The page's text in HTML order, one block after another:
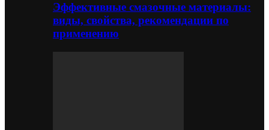
Эффективные смазочные материалы:
виды, свойства, рекомендации по
применению